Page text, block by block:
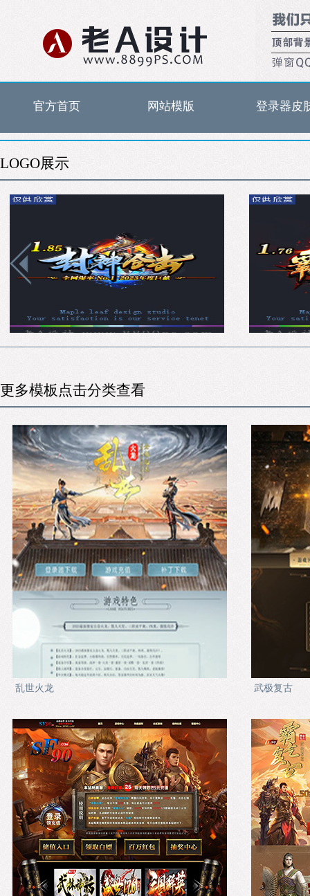
官方首页 网站模版 登录器皮
LOGO展示
更多模板点击分类查看
乱世火龙 武极复古